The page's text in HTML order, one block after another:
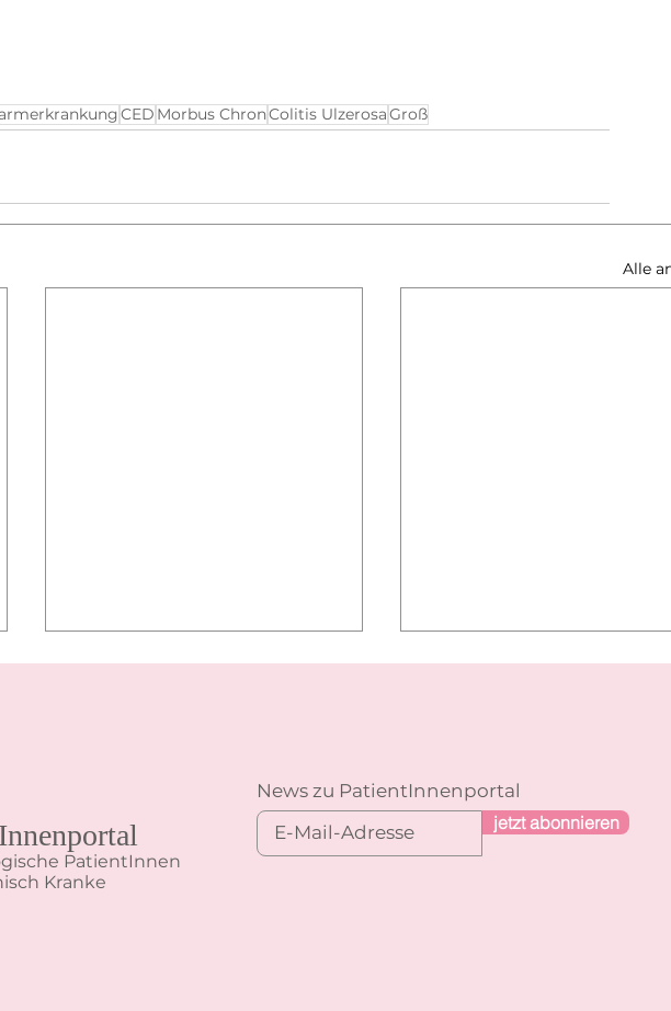
CED Morbus ChronColitis UlzerosaGroß
Alle
19. Mai - Welttag der chronisch-
entzündliche Darmerkrankungen
(CED)
Makuladegeneration -
PatientInnen
Kranke
News zu PatientInnenportal
jetzt abonnieren